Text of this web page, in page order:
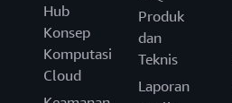
Hub
Konsep
Komputasi
Cloud
Produk
dan
Teknis
Laporan